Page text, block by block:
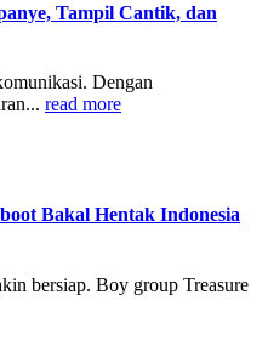
Tampil Cantik, dan
Dengan
read more
Bakal Hentak Indonesia
bersiap. Boy group Treasure